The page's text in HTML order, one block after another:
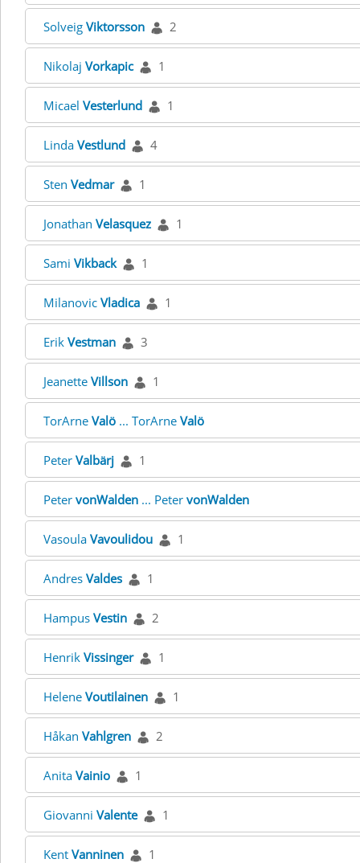
Solveig Viktorsson 2
Nikolaj Vorkapic 1
Micael Vesterlund 1
Linda Vestlund 4
Sten Vedmar 1
Jonathan Velasquez 1
Sami Vikback 1
Milanovic Vladica 1
Erik Vestman 3
Jeanette Villson 1
TorArne Valö ... TorArne Valö
Peter Valbärj 1
Peter vonWalden ... Peter vonWalden
Vasoula Vavoulidou 1
Andres Valdes 1
Hampus Vestin 2
Henrik Vissinger 1
Helene Voutilainen 1
Håkan Vahlgren 2
Anita Vainio 1
Giovanni Valente 1
Kent Vanninen 1